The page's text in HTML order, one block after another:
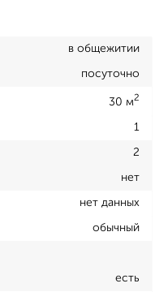
в общежитии
посуточно
30 м2
1
2
нет
нет данных
обычный
есть